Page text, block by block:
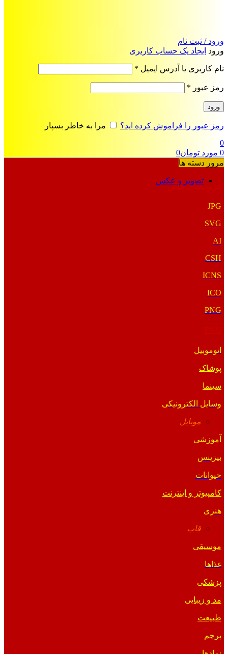
ورود / ثبت نام
ورود ایجاد یک حساب کاربری
نام کاربری یا آدرس ایمیل *
رمز عبور *
ورود
رمز عبور را فراموش کرده اید؟
مرا به خاطر بسپار
0
0 مورد تومان0
مرور دسته ها
تصویر و عکس
فرمت‌های خاص
JPG
SVG
AI
CSH
ICNS
ICO
PNG
اتوموبیل
پوشاک
سینما
وسایل الکترونیکی
موبایل
آموزشی
بیزینس
حیوانات
کامپیوتر و اینترنت
هنری
قاب
موسیقی
غذاها
پزشکی
مد و زیبایی
طبیعت
پرچم